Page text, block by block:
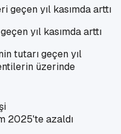
yıl kasımda arttı
tutarı geçen yıl
üzerinde